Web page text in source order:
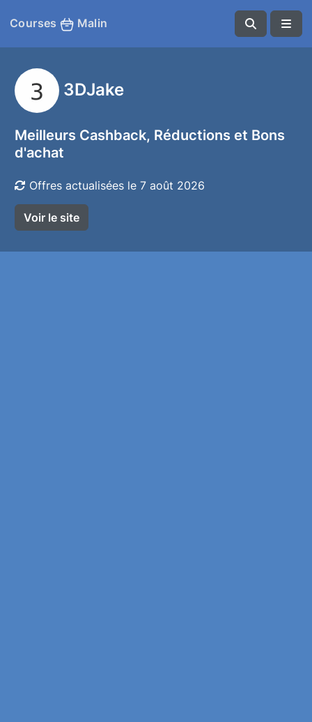
Courses Malin
3DJake
Meilleurs Cashback, Réductions et Bons
d'achat
Offres actualisées le 7 août 2026
Voir le site